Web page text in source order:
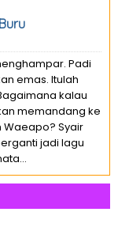
Padi
emas. Itulah
kalau
memandang ke
Waeapo? Syair
jadi lagu